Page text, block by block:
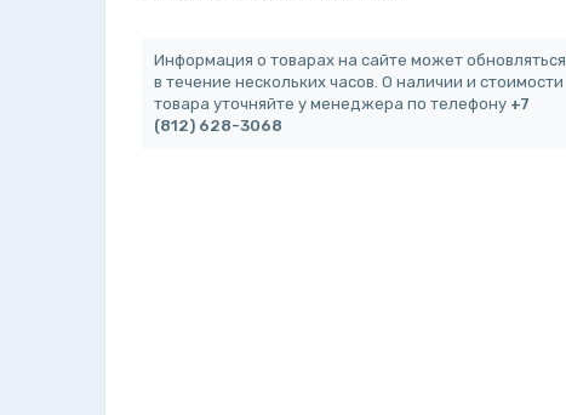
Информация о товарах на сайте может обновляться
в течение нескольких часов. О наличии и стоимости
товара уточняйте у менеджера по телефону +7
(812) 628-3068